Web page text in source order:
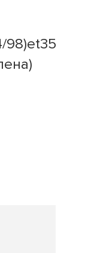
98)et35